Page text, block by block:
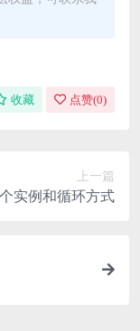
收藏 点赞(0)
上一篇
实例和循环方式